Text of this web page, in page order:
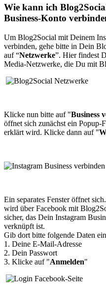
Wie kann ich
Business-Konto
Um Blog2Social mit Deinem
verbinden, gehe bitte in Dein
auf “Netzwerke”. Hier findest
Media-Netzwerke, die Du mit
Klicke nun bitte auf "Business
öffnet sich zunächst ein Popup-
erklärt wird. Klicke dann auf "
Ein separates Fenster öffnet
wird über Facebook mit
sicher, das Dein Instagram
verknüpft ist.
Gib dort bitte folgende Daten
1. Deine E-Mail-Adresse
2. Dein Passwort
3. Klicke auf "Anmelden"